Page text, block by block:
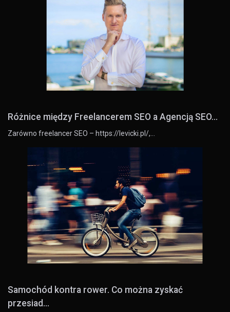
Różnice między Freelancerem SEO a Agencją SEO...
Zarówno freelancer SEO – https://levicki.pl/,…
Samochód kontra rower. Co można zyskać
przesiad...